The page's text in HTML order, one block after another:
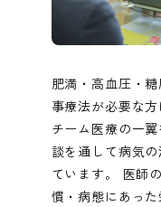
chevron_right 設備紹介
chevron_right オプショ
chevron_right 企業の健
chevron_right よくある
chevron_right ケアマネ
肥満・高血圧・
事療法が必要な
チーム医療の一
談を通して病気
ています。 医師
慣・病態にあった